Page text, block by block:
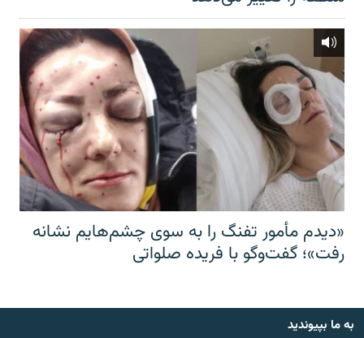
«دیدم مأمور تفنگ را به سوی چشم‌هایم نشانه
رفت»؛ گفت‌و‌گو با فریده صلواتی
به ما بپیوندید